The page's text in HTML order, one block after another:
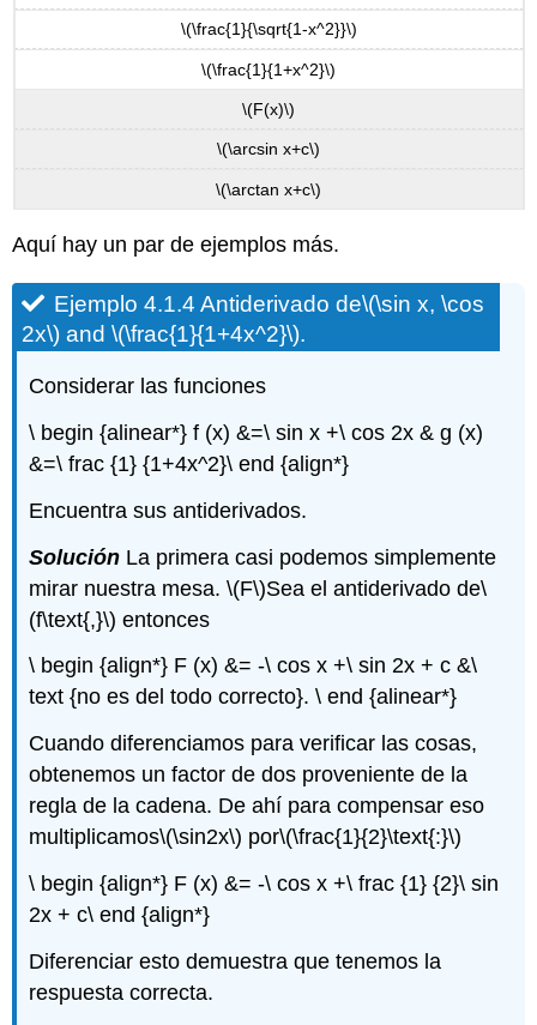
\(\frac{1}{\sqrt{1-x^2}}\)
\(\frac{1}{1+x^2}\)
\(F(x)\)
\(\arcsin x+c\)
\(\arctan x+c\)
Aquí hay un par de ejemplos más.
Ejemplo 4.1.4 Antiderivado de\(\sin x, \cos
2x\) and\(\frac{1}{1+4x^2}\).
Considerar las funciones
\ begin {alinear*} f (x) &=\ sin x +\ cos 2x & g (x)
&=\ frac {1} {1+4x^2}\ end {align*}
Encuentra sus antiderivados.
Solución La primera casi podemos simplemente
mirar nuestra mesa.\(F\)Sea el antiderivado de\
(f\text{,}\) entonces
\ begin {align*} F (x) &= -\ cos x +\ sin 2x + c &\
text {no es del todo correcto}. \ end {alinear*}
Cuando diferenciamos para verificar las cosas,
obtenemos un factor de dos proveniente de la
regla de la cadena. De ahí para compensar eso
multiplicamos\(\sin2x\) por\(\frac{1}{2}\text{:}\)
\ begin {align*} F (x) &= -\ cos x +\ frac {1} {2}\ sin
2x + c\ end {align*}
Diferenciar esto demuestra que tenemos la
respuesta correcta.